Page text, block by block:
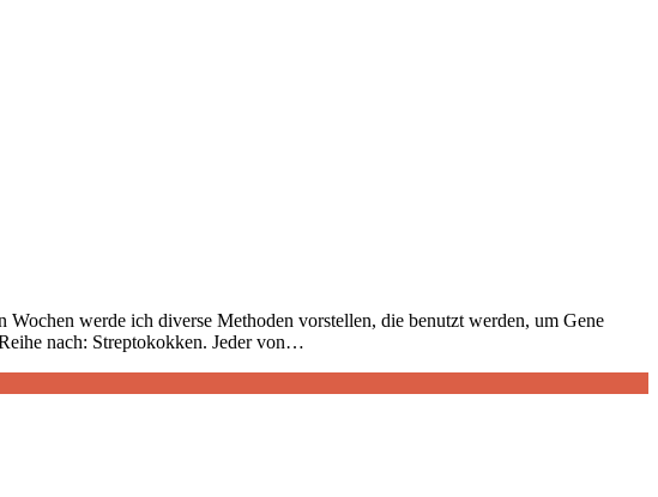
werde ich diverse Methoden vorstellen, die benutzt werden, um Gene
nach: Streptokokken. Jeder von…